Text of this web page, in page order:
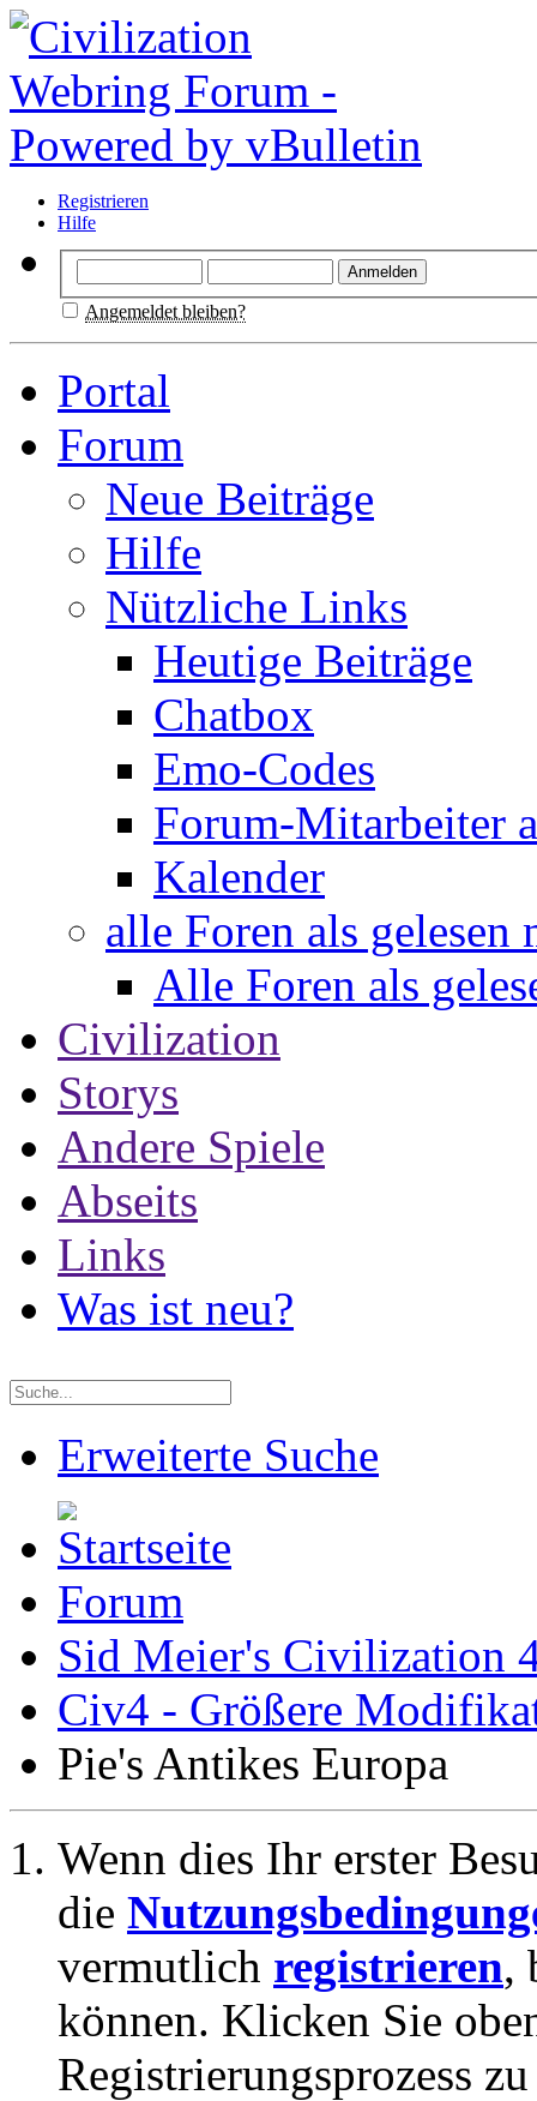
Registrieren
Hilfe
Angemeldet bleiben?
Portal
Forum
Neue Beiträge
Hilfe
Nützliche Links
Heutige Beiträge
Chatbox
Emo-Codes
Forum-Mitarbeiter
Kalender
alle Foren als gelesen
Alle Foren als
Civilization
Storys
Andere Spiele
Abseits
Links
Was ist neu?
Erweiterte Suche
Forum
Sid Meier's Civilization
Civ4 - Größere
Pie's Antikes Europa
Wenn dies Ihr erster
die
vermutlich registrieren,
können. Klicken Sie
Registrierungsprozess